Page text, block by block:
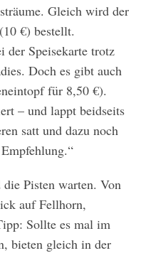
Gleich wird der
€) bestellt.
der Speisekarte trotz
Doch es gibt auch
für 8,50 €).
– und lappt beidseits
satt und dazu noch
Pisten warten. Von
auf Fellhorn,
Sollte es mal im
bieten gleich in der